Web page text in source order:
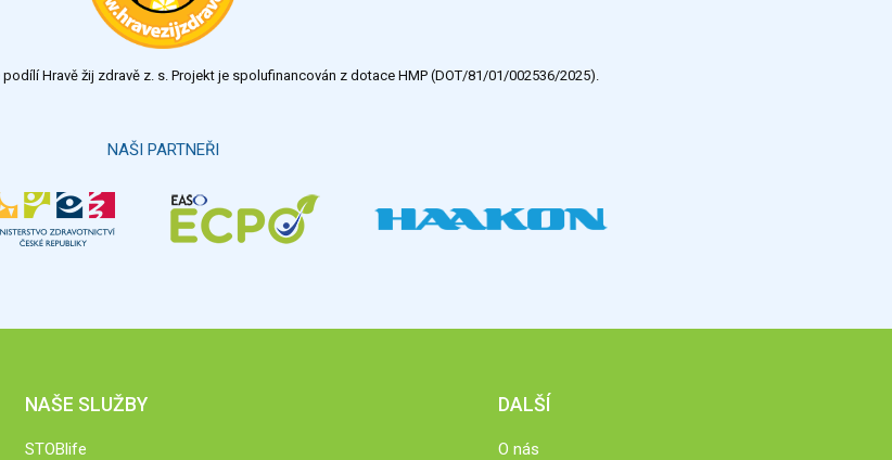
Hravě žij zdravě z. s. Projekt je spolufinancován z dotace HMP (DOT/81/01/002536/2025).
NAŠI PARTNEŘI
NAŠE SLUŽBY
STOBlife
DALŠÍ
O nás